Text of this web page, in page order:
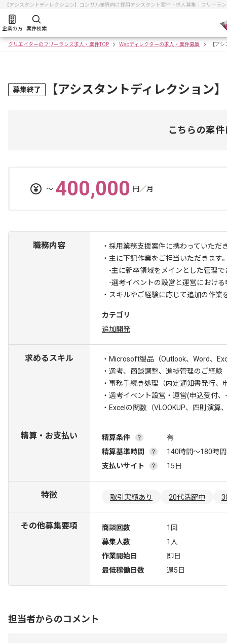
【アシスタントディレクション】コンサル業界向け採用アシスタント案件・求人募集｜フリーラ
企業の方 案件検索
クリエイターのフリーランス求人・案件TOP Webディレクターの求人・案件募集 【ア
募集終了 【アシスタントディレクション
こちらの案
〜 400,000 円／月
職務内容
・採用業務支援案件に携わっていただ
・主に下記作業をご担当いただきます
-主に新卒領域をメインとした管理
-選考イベントの設営と運営におけ
・スキルやご経験に応じて追加の作
カテゴリ
追加開発
求めるスキル
・Microsoft製品（Outlook、Word、
・選考、商談調整、進捗管理のご経験
・事務手続き処理（内定通知書発行
・選考イベント設営・運営(申込受付
・Excelの関数（VLOOKUP、四則演算
精算・お支払い 精算条件
有
精算基準時間
140時間〜180時間
支払いサイト
15日
特徴 取引実績あり 20代活躍中
その他募集要項 商談回数
1回
募集人数
1人
作業開始日
即日
最低稼働日数
週5日
担当者からのコメント